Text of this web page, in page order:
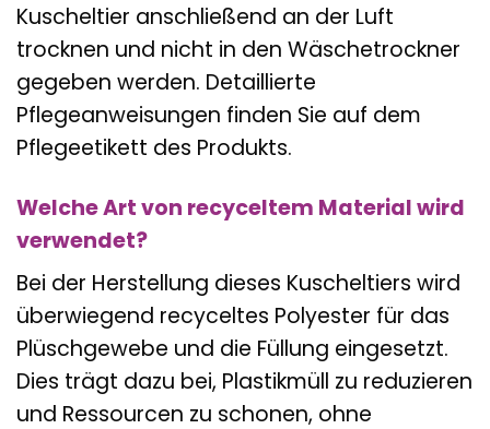
Kuscheltier anschließend an der Luft
trocknen und nicht in den Wäschetrockner
gegeben werden. Detaillierte
Pflegeanweisungen finden Sie auf dem
Pflegeetikett des Produkts.
Welche Art von recyceltem Material wird
verwendet?
Bei der Herstellung dieses Kuscheltiers wird
überwiegend recyceltes Polyester für das
Plüschgewebe und die Füllung eingesetzt.
Dies trägt dazu bei, Plastikmüll zu reduzieren
und Ressourcen zu schonen, ohne